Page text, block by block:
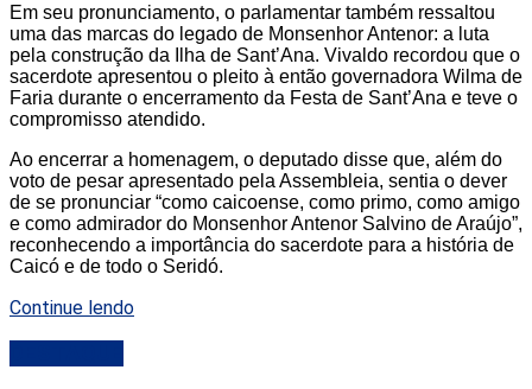
Em seu pronunciamento, o parlamentar também ressaltou
uma das marcas do legado de Monsenhor Antenor: a luta
pela construção da Ilha de Sant’Ana. Vivaldo recordou que o
sacerdote apresentou o pleito à então governadora Wilma de
Faria durante o encerramento da Festa de Sant’Ana e teve o
compromisso atendido.
Ao encerrar a homenagem, o deputado disse que, além do
voto de pesar apresentado pela Assembleia, sentia o dever
de se pronunciar “como caicoense, como primo, como amigo
e como admirador do Monsenhor Antenor Salvino de Araújo”,
reconhecendo a importância do sacerdote para a história de
Caicó e de todo o Seridó.
Continue lendo